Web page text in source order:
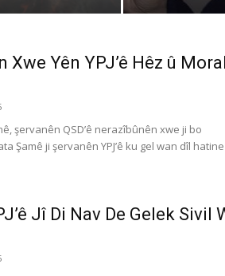
Xwe Yên YPJ’ê Hêz û
şervanên QSD’ê nerazîbûnên xwe ji bo
Şamê ji şervanên YPJ’ê ku gel wan dîl
Jî Di Nav De Gelek Sivil